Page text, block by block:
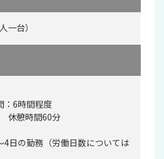
一台）
：6時間程度
休憩時間60分
4日の勤務（労働日数については